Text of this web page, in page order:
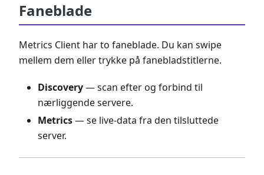
Faneblade
Metrics Client har to faneblade. Du kan swipe
mellem dem eller trykke på fanebladstitlerne.
Discovery— scan efter og forbind til
nærliggende servere.
Metrics— se live-data fra den tilsluttede
server.